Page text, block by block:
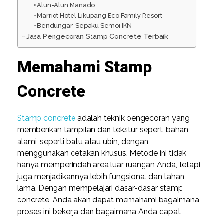
Alun-Alun Manado
Marriot Hotel Likupang Eco Family Resort
Bendungan Sepaku Semoi IKN
Jasa Pengecoran Stamp Concrete Terbaik
Memahami Stamp
Concrete
Stamp concrete adalah teknik pengecoran yang
memberikan tampilan dan tekstur seperti bahan
alami, seperti batu atau ubin, dengan
menggunakan cetakan khusus. Metode ini tidak
hanya memperindah area luar ruangan Anda, tetapi
juga menjadikannya lebih fungsional dan tahan
lama. Dengan mempelajari dasar-dasar stamp
concrete, Anda akan dapat memahami bagaimana
proses ini bekerja dan bagaimana Anda dapat